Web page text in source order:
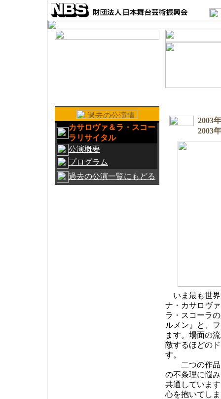
カサロヴァ＆ラ・スコー
ラリサイタル
公演概要
プログラム
過去の公演一覧にもどる
2003
2003
いま最も世界
ナ・カサロヴ
ラ・スコーラ
ルメン』と、
ます。場面の
敵するほどの
す。
二つの作品
の不条理に悩
共通していま
心を抱いてし